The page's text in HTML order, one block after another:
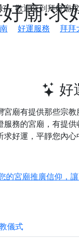
廟‧
，歡迎來到拜好廟
好運服務 拜拜
好
廟有提供那些宗
服務的宮廟，有提供
好運，平靜您內心
的宮廟推廣信仰，
中元普渡法會，誠
天宮】驪山母娘聖
儀式